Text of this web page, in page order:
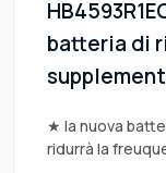
batteria di
★ la nuova
ridurrà la